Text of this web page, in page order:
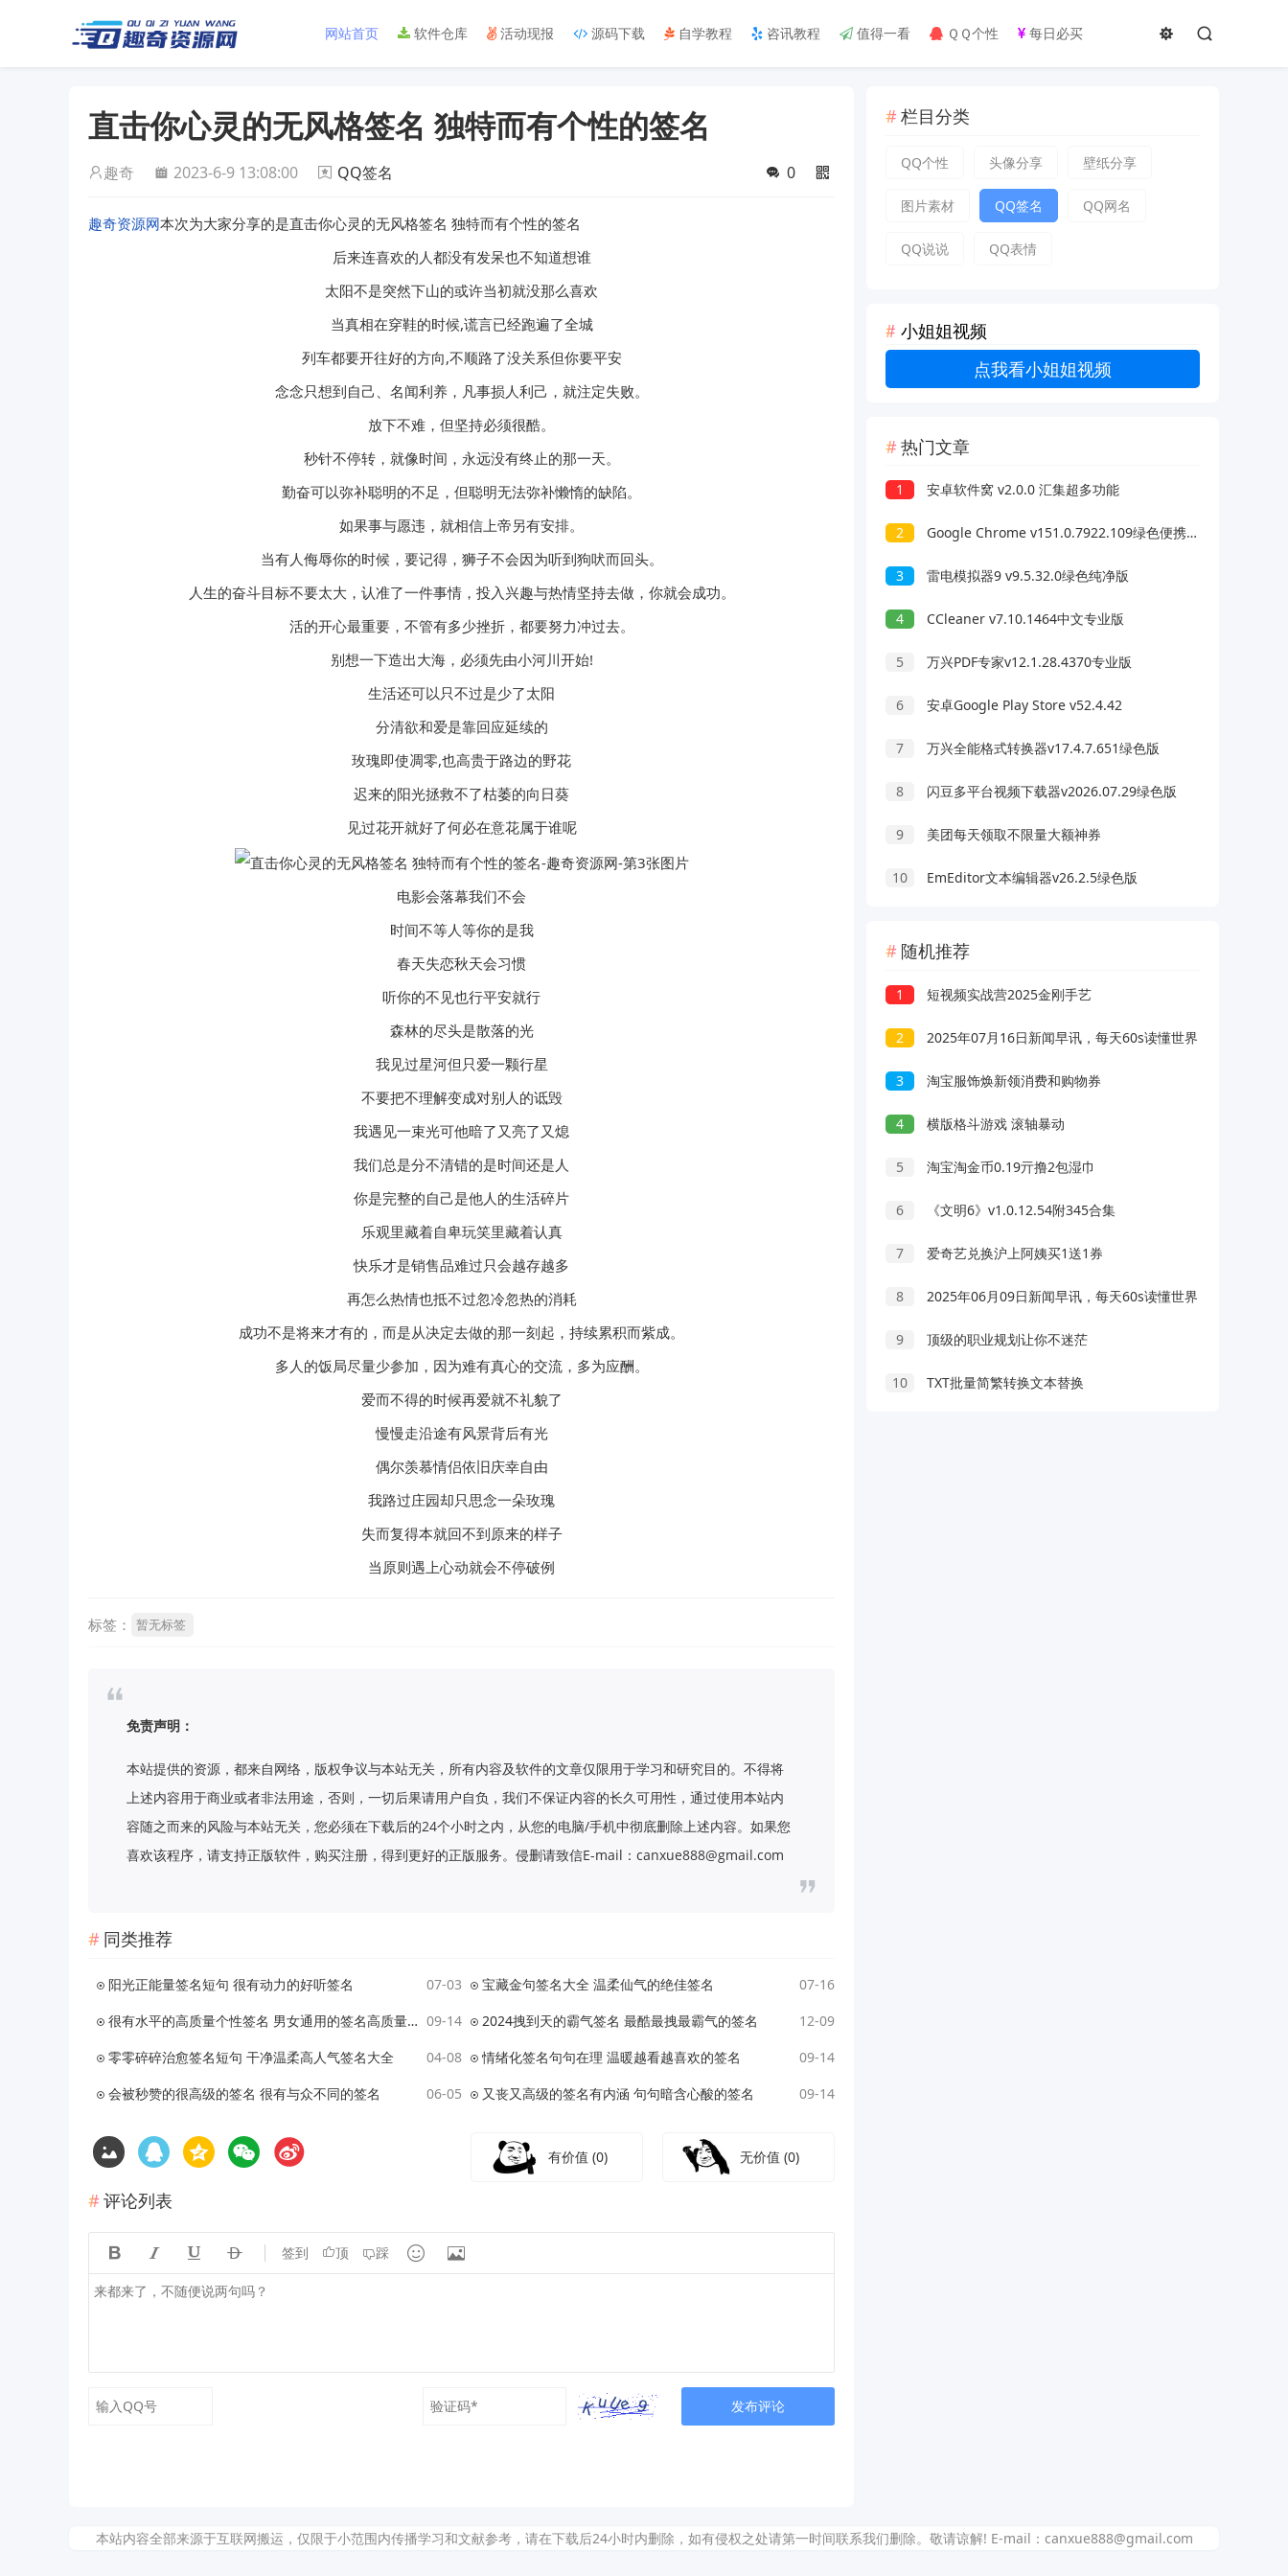
网站首页 软件仓库 活动现报 源码下载 自学教程 咨讯教程 值得一看 ＱＱ个性 每日必买
直击你心灵的无风格签名 独特而有个性的签名
趣奇 2023-6-9 13:08:00 QQ签名 0
趣奇资源网本次为大家分享的是直击你心灵的无风格签名 独特而有个性的签名
后来连喜欢的人都没有发呆也不知道想谁
太阳不是突然下山的或许当初就没那么喜欢
当真相在穿鞋的时候,谎言已经跑遍了全城
列车都要开往好的方向,不顺路了没关系但你要平安
念念只想到自己、名闻利养，凡事损人利己，就注定失败。
放下不难，但坚持必须很酷。
秒针不停转，就像时间，永远没有终止的那一天。
勤奋可以弥补聪明的不足，但聪明无法弥补懒惰的缺陷。
如果事与愿违，就相信上帝另有安排。
当有人侮辱你的时候，要记得，狮子不会因为听到狗吠而回头。
人生的奋斗目标不要太大，认准了一件事情，投入兴趣与热情坚持去做，你就会成功。
活的开心最重要，不管有多少挫折，都要努力冲过去。
别想一下造出大海，必须先由小河川开始!
生活还可以只不过是少了太阳
分清欲和爱是靠回应延续的
玫瑰即使凋零,也高贵于路边的野花
迟来的阳光拯救不了枯萎的向日葵
见过花开就好了何必在意花属于谁呢
电影会落幕我们不会
时间不等人等你的是我
春天失恋秋天会习惯
听你的不见也行平安就行
森林的尽头是散落的光
我见过星河但只爱一颗行星
不要把不理解变成对别人的诋毁
我遇见一束光可他暗了又亮了又熄
我们总是分不清错的是时间还是人
你是完整的自己是他人的生活碎片
乐观里藏着自卑玩笑里藏着认真
快乐才是销售品难过只会越存越多
再怎么热情也抵不过忽冷忽热的消耗
成功不是将来才有的，而是从决定去做的那一刻起，持续累积而紫成。
多人的饭局尽量少参加，因为难有真心的交流，多为应酬。
爱而不得的时候再爱就不礼貌了
慢慢走沿途有风景背后有光
偶尔羡慕情侣依旧庆幸自由
我路过庄园却只思念一朵玫瑰
失而复得本就回不到原来的样子
当原则遇上心动就会不停破例
标签： 暂无标签
免责声明：
本站提供的资源，都来自网络，版权争议与本站无关，所有内容及软件的文章仅限用于学习和研究目的。不得将
上述内容用于商业或者非法用途，否则，一切后果请用户自负，我们不保证内容的长久可用性，通过使用本站内
容随之而来的风险与本站无关，您必须在下载后的24个小时之内，从您的电脑/手机中彻底删除上述内容。如果您
喜欢该程序，请支持正版软件，购买注册，得到更好的正版服务。侵删请致信E-mail：canxue888@gmail.com
同类推荐
阳光正能量签名短句 很有动力的好听签名 07-03 宝藏金句签名大全 温柔仙气的绝佳签名
07-16
很有水平的高质量个性签名 男女通用的签名高质量短句 09-14 2024拽到天的霸气签名 最酷最拽最霸气的签名
12-09
零零碎碎治愈签名短句 干净温柔高人气签名大全
04-08 情绪化签名句句在理 温暖越看越喜欢的签名
09-14
会被秒赞的很高级的签名 很有与众不同的签名
06-05 又丧又高级的签名有内涵 句句暗含心酸的签名 09-14
有价值(0) 无价值(0)
评论列表
    签到 顶 踩  
发布评论
栏目分类
QQ个性 头像分享 壁纸分享
图片素材 QQ签名 QQ网名
QQ说说 QQ表情
小姐姐视频
点我看小姐姐视频
热门文章
1 安卓软件窝 v2.0.0 汇集超多功能
2 Google Chrome v151.0.7922.109绿色便携版
3 雷电模拟器9 v9.5.32.0绿色纯净版
4 CCleaner v7.10.1464中文专业版
5 万兴PDF专家v12.1.28.4370专业版
6 安卓Google Play Store v52.4.42
7 万兴全能格式转换器v17.4.7.651绿色版
8 闪豆多平台视频下载器v2026.07.29绿色版
9 美团每天领取不限量大额神券
10 EmEditor文本编辑器v26.2.5绿色版
随机推荐
1 短视频实战营2025金刚手艺
2 2025年07月16日新闻早讯，每天60s读懂世界
3 淘宝服饰焕新领消费和购物券
4 横版格斗游戏 滚轴暴动
5 淘宝淘金币0.19亓撸2包湿巾
6 《文明6》v1.0.12.54附345合集
7 爱奇艺兑换沪上阿姨买1送1券
8 2025年06月09日新闻早讯，每天60s读懂世界
9 顶级的职业规划让你不迷茫
10 TXT批量简繁转换文本替换
本站内容全部来源于互联网搬运，仅限于小范围内传播学习和文献参考，请在下载后24小时内删除，如有侵权之处请第一时间联系我们删除。敬请谅解! E-mail：canxue888@gmail.com